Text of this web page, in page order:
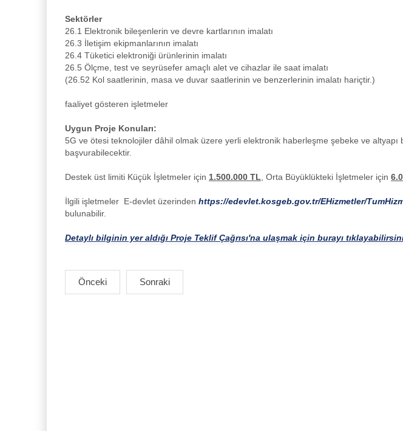
Sektörler
26.1 Elektronik bileşenlerin ve devre kartlarının imalatı
26.3 İletişim ekipmanlarının imalatı
26.4 Tüketici elektroniği ürünlerinin imalatı
26.5 Ölçme, test ve seyrüsefer amaçlı alet ve cihazlar ile saat imalatı
(26.52 Kol saatlerinin, masa ve duvar saatlerinin ve benzerlerinin imalatı hariçtir.)
faaliyet gösteren işletmeler
Uygun Proje Konuları:
5G ve ötesi teknolojiler dâhil olmak üzere yerli elektronik haberleşme şebeke ve
başvurabilecektir.
Destek üst limiti Küçük İşletmeler için 1.500.000 TL , Orta Büyüklükteki İşletmeler için
İlgili işletmeler E-devlet üzerinden https://edevlet.kosgeb.gov.tr/EHizmetler/
bulunabilir.
Detaylı bilginin yer aldığı Proje Teklif Çağrısı'na ulaşmak için burayı
Önceki Sonraki